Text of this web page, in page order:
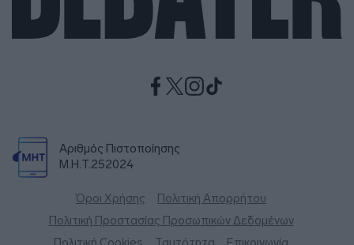
Αριθμός Πιστοποίησης
Μ.Η.Τ.252024
Όροι Χρήσης
Πολιτική Απορρήτου
Πολιτική Προστασίας Προσωπικών Δεδομένων
Πολιτική Cookies
Ταυτότητα Επικοινωνία